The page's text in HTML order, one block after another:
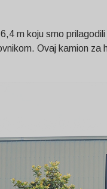
m koju smo
Ovaj kamion